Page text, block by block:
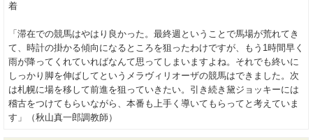
着
「滞在での競馬はやはり良かった。最終週ということで馬場が荒れてき
て、時計の掛かる傾向になるところを狙ったわけですが、もう1時間早く
雨が降ってくれていればなんて思ってしまいますよね。それでも終いに
しっかり脚を伸ばしてというメラヴィリオーザの競馬はできました。次
は札幌に場を移して前進を狙っていきたい。引き続き黛ジョッキーには
稽古をつけてもらいながら、本番も上手く導いてもらってと考えていま
す」（秋山真一郎調教師）